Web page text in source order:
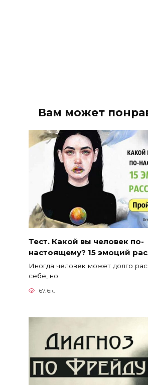
Вам может
Тест. Какой вы человек по-
настоящему? 15 эмоций
Иногда человек может долго
себе, но
67.6к.